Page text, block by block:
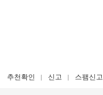
추천확인 신고 스팸신고